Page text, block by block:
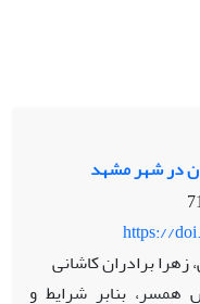
در شهر مشهد
https://
زهرا برادران کاشانی
همسر، بنا‌بر شرایط و